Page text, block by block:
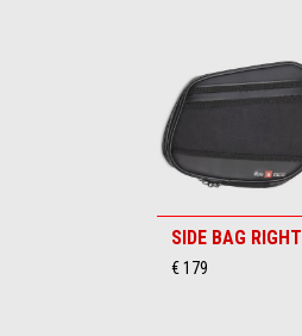
SIDE BAG RIGHT
€ 179